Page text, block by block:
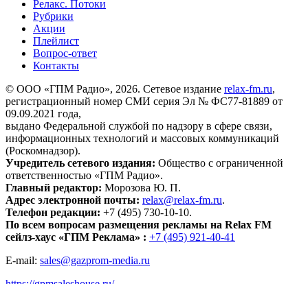
Релакс. Потоки
Рубрики
Акции
Плейлист
Вопрос-ответ
Контакты
© ООО «ГПМ Радио», 2026. Сетевое издание relax-fm.ru,
регистрационный номер СМИ серия Эл № ФС77-81889 от
09.09.2021 года,
выдано Федеральной службой по надзору в сфере связи,
информационных технологий и массовых коммуникаций
(Роскомнадзор).
Учредитель сетевого издания: Общество с ограниченной
ответственностью «ГПМ Радио».
Главный редактор: Морозова Ю. П.
Адрес электронной почты: relax@relax-fm.ru.
Телефон редакции: +7 (495) 730-10-10.
По всем вопросам размещения рекламы на Relax FM
сейлз-хаус «ГПМ Реклама» : +7 (495) 921-40-41
E-mail: sales@gazprom-media.ru